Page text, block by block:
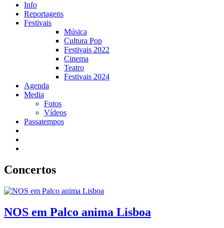
Info
Reportagens
Festivais
Música
Cultura Pop
Festivais 2022
Cinema
Teatro
Festivais 2024
Agenda
Media
Fotos
Vídeos
Passatempos
Concertos
NOS em Palco anima Lisboa